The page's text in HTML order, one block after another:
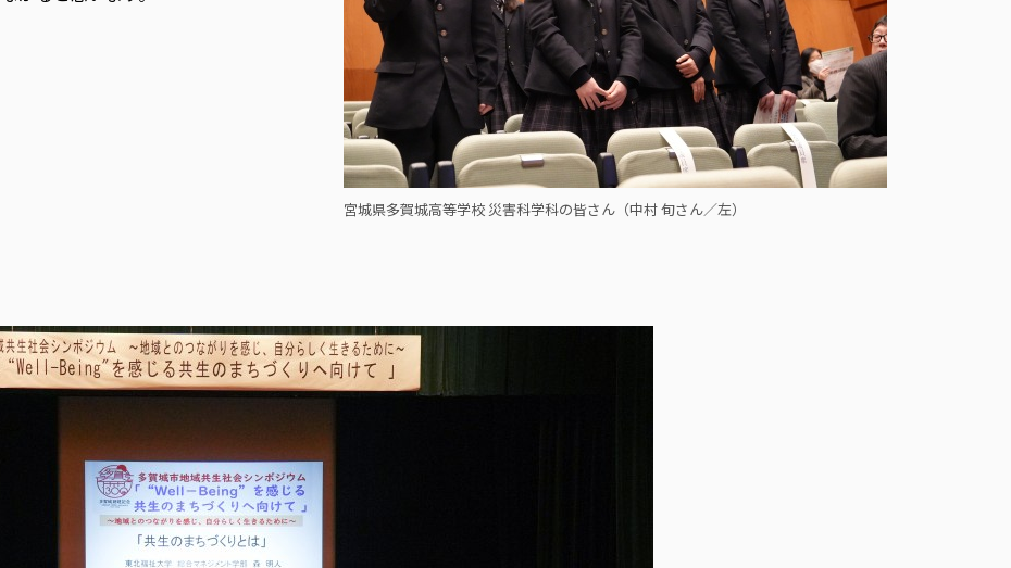
宮城県多賀城高等学校 災害科学科の皆さん（中村 旬さん／左）